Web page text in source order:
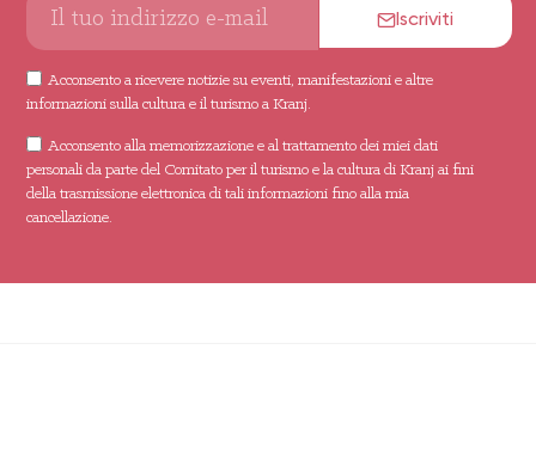
Acconsento a ricevere notizie su eventi, manifestazioni e altre
informazioni sulla cultura e il turismo a Kranj.
Acconsento alla memorizzazione e al trattamento dei miei dati
personali da parte del Comitato per il turismo e la cultura di Kranj ai fini
della trasmissione elettronica di tali informazioni fino alla mia
cancellazione.
Iscriviti